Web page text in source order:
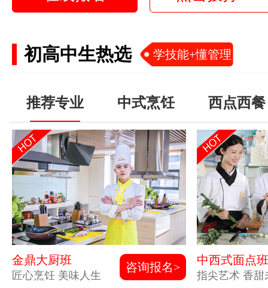
初高中生热选 学技能+懂管理
推荐专业 中式烹饪 西点西餐
金鼎大厨班
匠心烹饪 美味人生
咨询报名>
中西式面点班
指尖艺术 香甜